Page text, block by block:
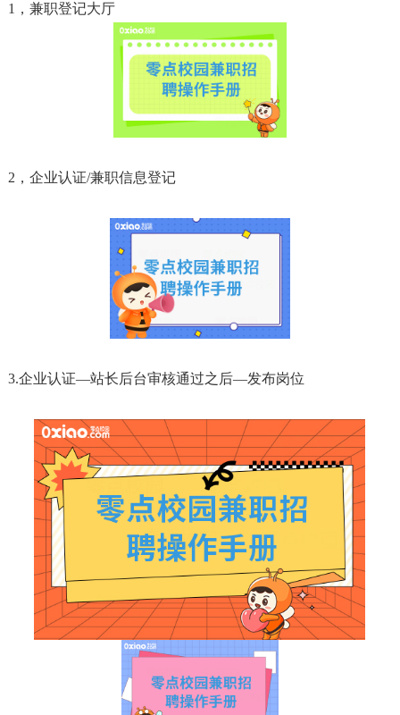
1，兼职登记大厅
2，企业认证/兼职信息登记
3.企业认证—站长后台审核通过之后—发布岗位